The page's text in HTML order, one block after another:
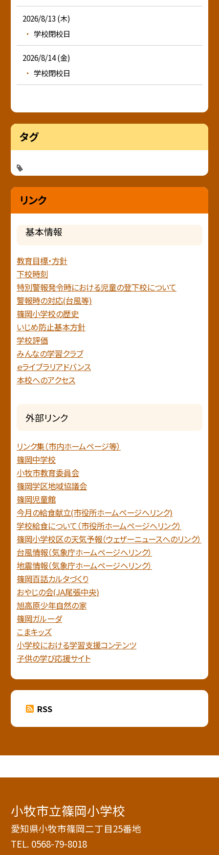
2026/8/13 (木)
学校閉校日
2026/8/14 (金)
学校閉校日
タグ
リンク
基本情報
教育目標・方針
下校時刻
特別警報発令時における児童の登下校について
警報時の対応(台風等)
篠岡小学校の歴史
いじめ防止基本方針
学校評価
みんなの学習クラブ
ｅライブラリアドバンス
本校へのアクセス
外部リンク
リンク集（市内ホームページ等）
篠岡中学校
小牧市教育委員会
篠岡学区地域協議会
篠岡児童館
今月の給食献立(市役所ホームページへリンク)
学校給食について（市役所ホームページへリンク）
篠岡小学校区の天気予報（ウェザーニュースへのリンク）
台風情報（気象庁ホームページへリンク）
地震情報（気象庁ホームページヘリンク）
篠岡百話カルタづくり
おやじの会(JA尾張中央)
旭高原少年自然の家
篠岡ガルーダ
こまキッズ
小学校における学習支援コンテンツ
子供の学び応援サイト
RSS
小牧市立篠岡小学校
愛知県小牧市篠岡二丁目25番地
TEL. 0568-79-8018